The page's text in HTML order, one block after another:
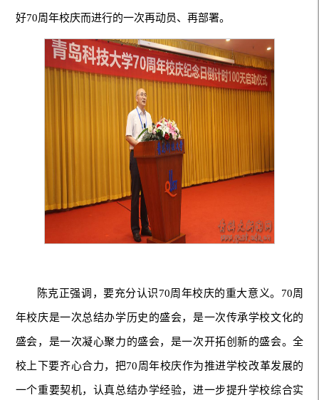
好70周年校庆而进行的一次再动员、再部署。
陈克正强调，要充分认识70周年校庆的重大意义。70周
年校庆是一次总结办学历史的盛会，是一次传承学校文化的
盛会，是一次凝心聚力的盛会，是一次开拓创新的盛会。全
校上下要齐心合力，把70周年校庆作为推进学校改革发展的
一个重要契机，认真总结办学经验，进一步提升学校综合实